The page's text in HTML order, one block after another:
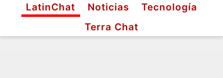
LatinChat
Noticias
Tecnología
Terra Chat